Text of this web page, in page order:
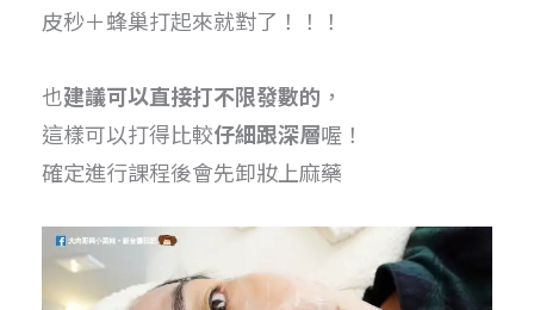
皮秒＋蜂巢打起來就對了！！！
也建議可以直接打不限發數的 ，
這樣可以打得比較仔細跟深層喔！
確定進行課程後會先卸妝上麻藥